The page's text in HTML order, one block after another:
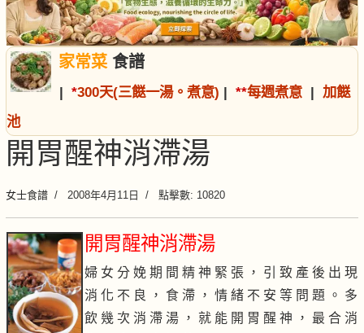
家常菜食譜
| *300天(三餸一湯。煮意) | **每週煮意 | 加餸
池
開胃醒神消滯湯
女士食譜 2008年4月11日 點擊數: 10820
開胃醒神消滯湯
婦 女 分 娩 期 間 精 神 緊 張 ， 引 致 產 後 出 現
消 化 不 良 ， 食 滯 ， 情 緒 不 安 等 問 題 。 多
飲 幾 次 消 滯 湯 ， 就 能 開 胃 醒 神 ， 最 合 消